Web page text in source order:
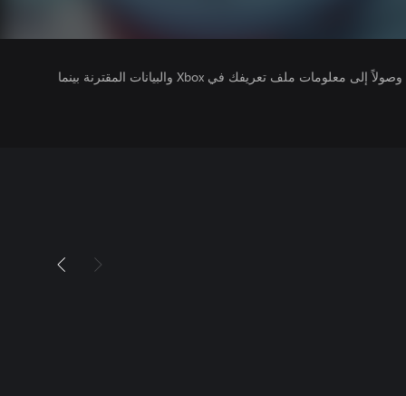
يتلقى ناشرو الألعاب التي تقوم بتشغيلها وصولاً إلى معلومات ملف تعريفك في Xbox والبيانات المقترنة بينما